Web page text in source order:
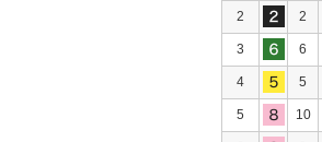
2 2
3 6
4 5
5 10